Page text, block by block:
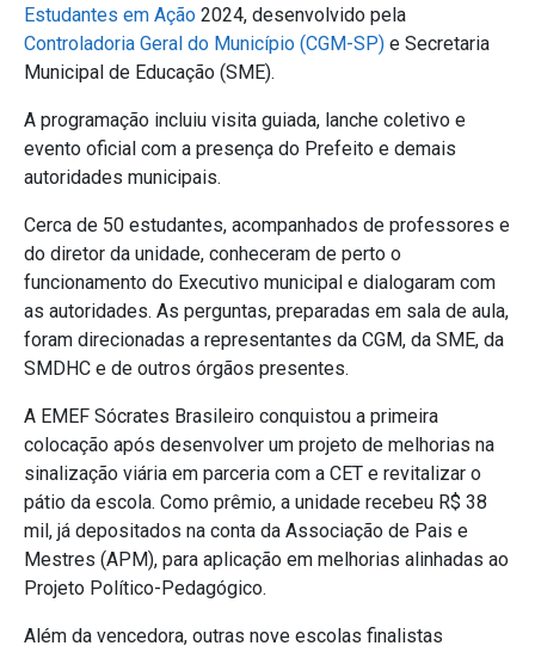
Estudantes em Ação 2024, desenvolvido pela
Controladoria Geral do Município (CGM-SP) e Secretaria
Municipal de Educação (SME).
A programação incluiu visita guiada, lanche coletivo e
evento oficial com a presença do Prefeito e demais
autoridades municipais.
Cerca de 50 estudantes, acompanhados de professores e
do diretor da unidade, conheceram de perto o
funcionamento do Executivo municipal e dialogaram com
as autoridades. As perguntas, preparadas em sala de aula,
foram direcionadas a representantes da CGM, da SME, da
SMDHC e de outros órgãos presentes.
A EMEF Sócrates Brasileiro conquistou a primeira
colocação após desenvolver um projeto de melhorias na
sinalização viária em parceria com a CET e revitalizar o
pátio da escola. Como prêmio, a unidade recebeu R$ 38
mil, já depositados na conta da Associação de Pais e
Mestres (APM), para aplicação em melhorias alinhadas ao
Projeto Político-Pedagógico.
Além da vencedora, outras nove escolas finalistas